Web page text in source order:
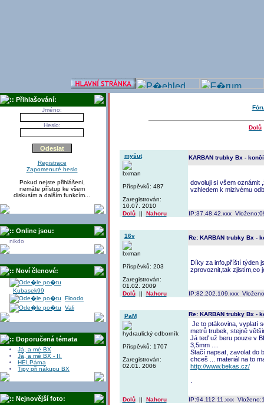
:: Přihlašování:
Jméno:
Heslo:
Registrace
Zapomenuté heslo
Pokud nejste přihlášeni,
nemáte přístup ke všem
diskusím a dalším funkcím...
:: Online jsou:
nikdo
:: Noví členové:
Kubasek99
Floodo
Vali
:: Doporučená témata
Já, a mé BX
Já, a mé BX - II.
HELPárna
Tipy při nákupu BX
:: Nejnovější foto:
Dolů
myšut
bxman
Příspěvků: 487
Zaregistrován:
10.07. 2010
KARBAN trubky Bx -
dovoluji si všem oznámit
vzhledem k mizivému
Dolů|| Nahoru IP:37.48.42.xxx
16v
bxman
Příspěvků: 203
Zaregistrován:
01.02. 2009
Re: KARBAN trubky Bx -
Díky za info,příští týden
zprovoznit,tak zjistím,co
Dolů|| Nahoru IP:82.202.109.xxx
PaM
hydraulický odborník
Příspěvků: 1707
Zaregistrován:
02.01. 2006
Re: KARBAN trubky Bx -
Je to ptákovina, vyplatí
metrů trubek, stejně
Já teď už beru pouze v
3,5mm ....
Stačí napsat, zavolat do
chceš ... materiál na to
http://www.bekas.cz/
Dolů|| Nahoru IP:94.112.11.xxx